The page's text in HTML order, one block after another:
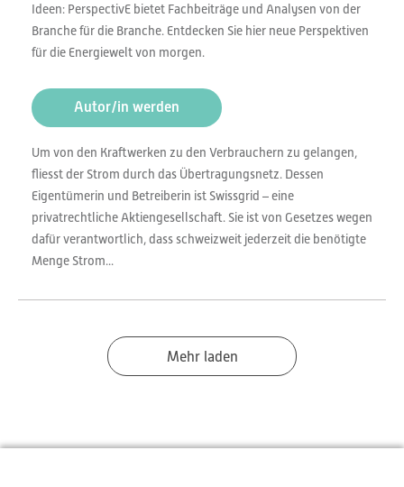
Ideen: PerspectivE bietet Fachbeiträge und Analysen von der
Branche für die Branche. Entdecken Sie hier neue Perspektiven
für die Energiewelt von morgen.
Autor/in werden
Um von den Kraftwerken zu den Verbrauchern zu gelangen,
fliesst der Strom durch das Übertragungsnetz. Dessen
Eigentümerin und Betreiberin ist Swissgrid – eine
privatrechtliche Aktiengesellschaft. Sie ist von Gesetzes wegen
dafür verantwortlich, dass schweizweit jederzeit die benötigte
Menge Strom...
Mehr laden